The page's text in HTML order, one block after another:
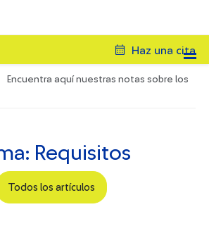
Haz una cita
Encuentra aquí nuestras notas sobre los
Requisitos
Todos los artículos